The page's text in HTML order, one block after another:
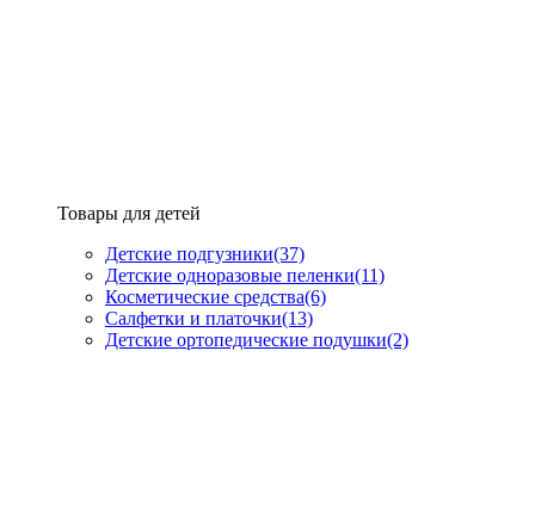
Товары для детей
Детские подгузники(37)
Детские одноразовые пеленки(11)
Косметические средства(6)
Салфетки и платочки(13)
Детские ортопедические подушки(2)